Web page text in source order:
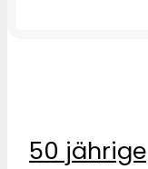
50 jährige